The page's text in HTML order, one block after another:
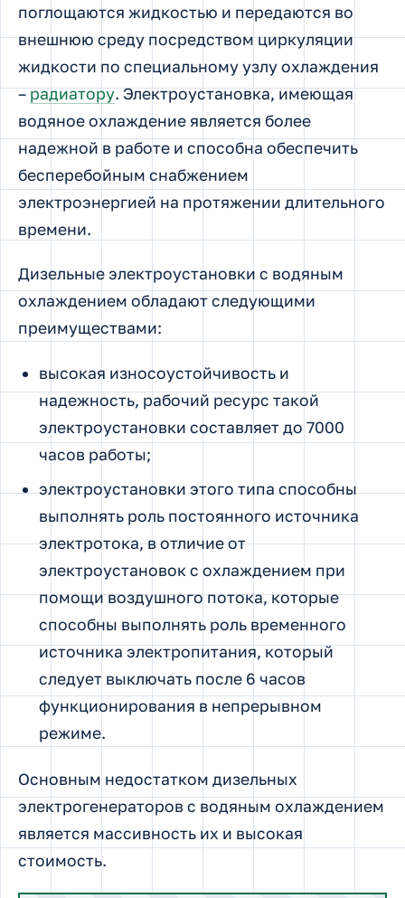
поглощаются жидкостью и передаются во
внешнюю среду посредством циркуляции
жидкости по специальному узлу охлаждения
–радиатору. Электроустановка, имеющая
водяное охлаждение является более
надежной в работе и способна обеспечить
бесперебойным снабжением
электроэнергией на протяжении длительного
времени.
Дизельные электроустановки с водяным
охлаждением обладают следующими
преимуществами:
высокая износоустойчивость и
надежность, рабочий ресурс такой
электроустановки составляет до 7000
часов работы;
электроустановки этого типа способны
выполнять роль постоянного источника
электротока, в отличие от
электроустановок с охлаждением при
помощи воздушного потока, которые
способны выполнять роль временного
источника электропитания, который
следует выключать после 6 часов
функционирования в непрерывном
режиме.
Основным недостатком дизельных
электрогенераторов с водяным охлаждением
является массивность их и высокая
стоимость.